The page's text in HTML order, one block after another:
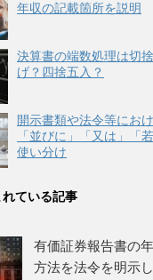
年収の記載箇所を説明
決算書の端数処理は切
げ？四捨五入？
開示書類や法令等におけ
「並びに」「又は」「
使い分け
れている記事
有価証券報告書の
方法を法令を明示